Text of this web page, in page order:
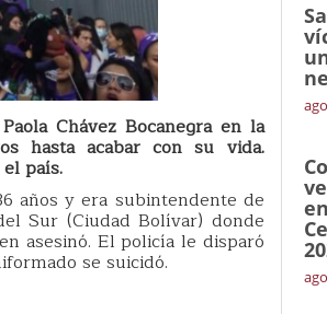
Chávez Bocanegra en la
hasta acabar con su vida.
país.
años y era subintendente de
Sur (Ciudad Bolívar) donde
asesinó. El policía le disparó
se suicidó.